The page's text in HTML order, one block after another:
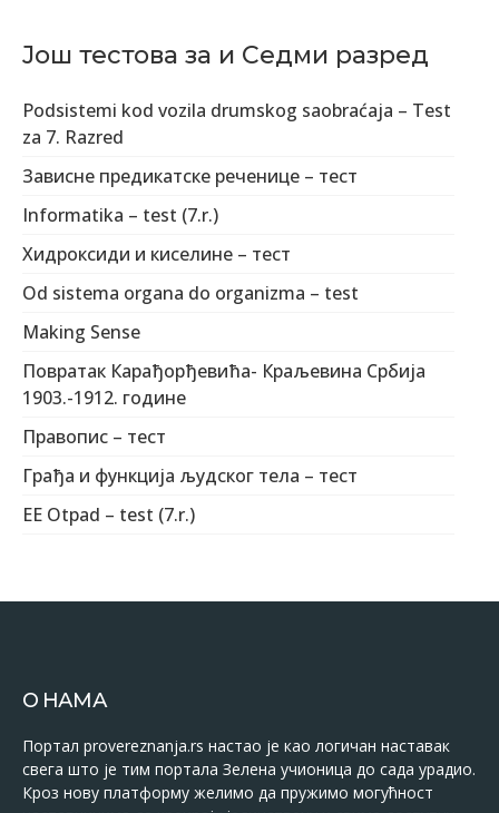
Још тестова за и Седми разред
Podsistemi kod vozila drumskog saobraćaja – Test
za 7. Razred
Зависне предикатске реченице – тест
Informatika – test (7.r.)
Хидроксиди и киселине – тест
Od sistema organa do organizma – test
Making Sense
Повратак Карађорђевића- Краљевина Србија
1903.-1912. године
Правопис – тест
Грађа и функција људског тела – тест
EE Otpad – test (7.r.)
О НАМА
Портал provereznanja.rs настао је као логичан наставак
свега што је тим портала Зелена учионица до сада урадио.
Кроз нову платформу желимо да пружимо могућност